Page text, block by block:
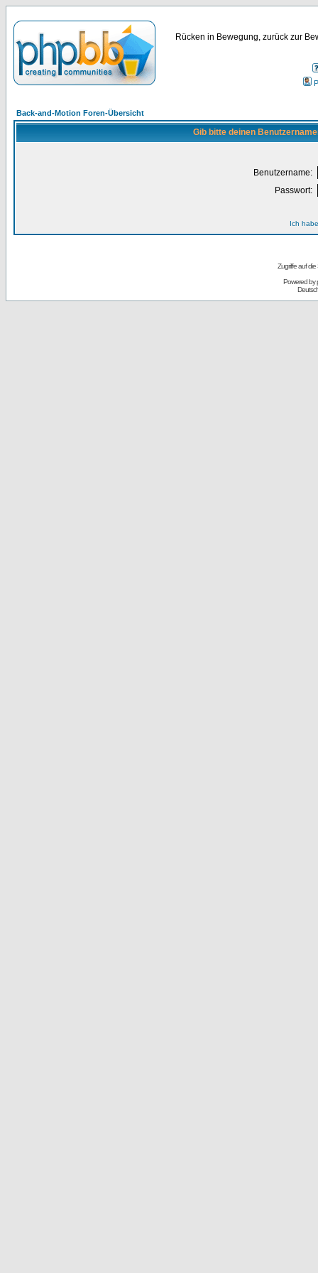
Rücken in Bewegung, zurück zur
Back-and-Motion Foren-Übersicht
Gib bitte deinen
Benutzername:
Passwort:
Ich
Zugriffe auf
Powered by